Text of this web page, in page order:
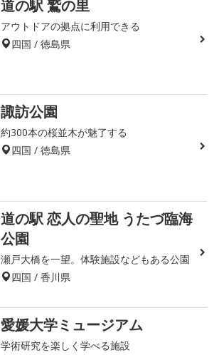
道の駅 鷲の里
アウトドアの拠点に利用できる
四国 / 徳島県
諏訪公園
約300本の桜並木が魅了する
四国 / 徳島県
道の駅 恋人の聖地 うたづ臨海
公園
瀬戸大橋を一望。体験施設などもある公園
四国 / 香川県
愛媛大学ミュージアム
学術研究を楽しく学べる施設